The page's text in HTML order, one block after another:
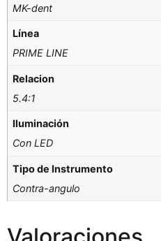
MK-dent
Línea
PRIME LINE
Relacion
5.4:1
Iluminación
Con LED
Tipo de Instrumento
Contra-angulo